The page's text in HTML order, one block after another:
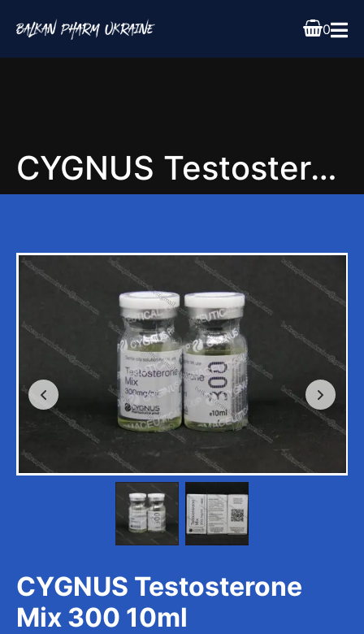
0
CYGNUS Testosterone Mix 300 10ml
CYGNUS Testosterone
Mix 300 10ml